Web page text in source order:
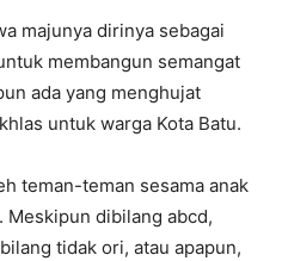
majunya dirinya sebagai
membangun semangat
ada yang menghujat
untuk warga Kota Batu.
teman-teman sesama anak
dibilang abcd,
tidak ori, atau apapun,